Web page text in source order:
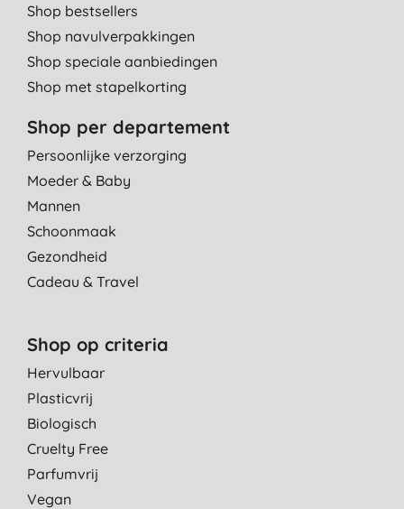
Shop bestsellers
Shop navulverpakkingen
Shop speciale aanbiedingen
Shop met stapelkorting
Shop per departement
Persoonlijke verzorging
Moeder & Baby
Mannen
Schoonmaak
Gezondheid
Cadeau & Travel
Shop op criteria
Hervulbaar
Plasticvrij
Biologisch
Cruelty Free
Parfumvrij
Vegan